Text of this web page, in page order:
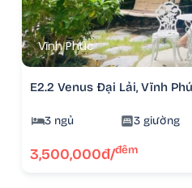
Vĩnh Phúc
E2.2 Venus Đại Lải, Vĩnh
3 ngủ 3 giường
3,500,000đ/đêm